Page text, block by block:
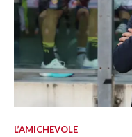
L’AMICHEVOLE